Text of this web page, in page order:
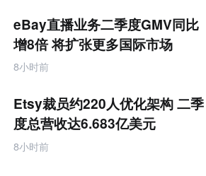
eBay直播业务二季度GMV同比
增8倍 将扩张更多国际市场
8小时前
Etsy裁员约220人优化架构 二季
度总营收达6.683亿美元
8小时前